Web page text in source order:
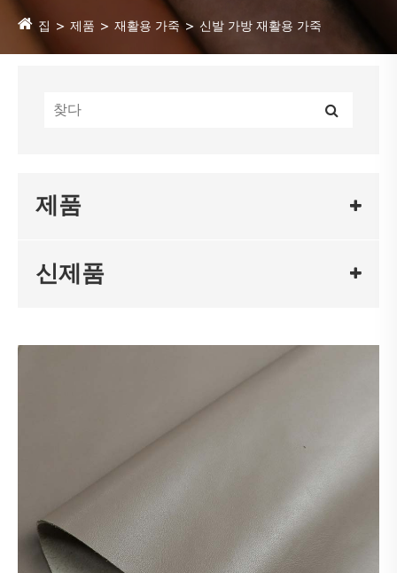
집 제품 재활용 가죽 신발 가방 재활용 가죽
제품
신제품